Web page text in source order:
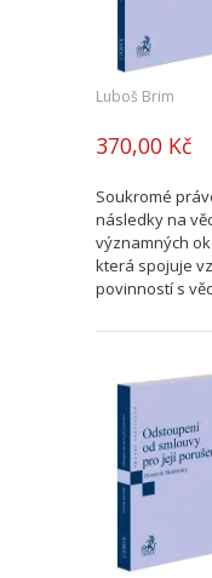
Luboš Brim
370,00 Kč
Soukromé
následky na
významných
která spojuje
povinností s